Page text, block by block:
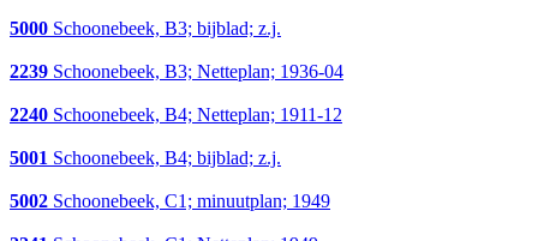
5000 Schoonebeek, B3; bijblad; z.j.
2239 Schoonebeek, B3; Netteplan; 1936-04
2240 Schoonebeek, B4; Netteplan; 1911-12
5001 Schoonebeek, B4; bijblad; z.j.
5002 Schoonebeek, C1; minuutplan; 1949